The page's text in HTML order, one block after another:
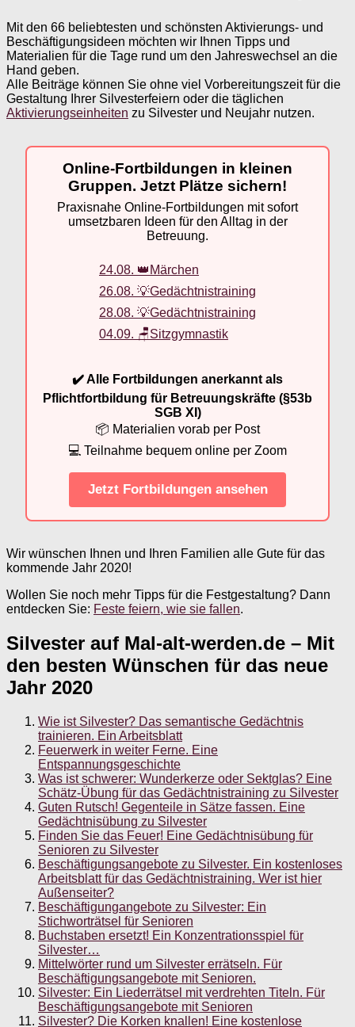
Mit den 66 beliebtesten und schönsten Aktivierungs- und
Beschäftigungsideen möchten wir Ihnen Tipps und
Materialien für die Tage rund um den Jahreswechsel an die
Hand geben.
Alle Beiträge können Sie ohne viel Vorbereitungszeit für die
Gestaltung Ihrer Silvesterfeiern oder die täglichen
Aktivierungseinheiten zu Silvester und Neujahr nutzen.
Online-Fortbildungen in kleinen
Gruppen. Jetzt Plätze sichern!
Praxisnahe Online-Fortbildungen mit sofort
umsetzbaren Ideen für den Alltag in der
Betreuung.
24.08. 👑Märchen
26.08. 💡Gedächtnistraining
28.08. 💡Gedächtnistraining
04.09. 🪑Sitzgymnastik
✔️ Alle Fortbildungen anerkannt als
Pflichtfortbildung für Betreuungskräfte (§53b
SGB XI)
📦 Materialien vorab per Post
💻 Teilnahme bequem online per Zoom
Jetzt Fortbildungen ansehen
Wir wünschen Ihnen und Ihren Familien alle Gute für das
kommende Jahr 2020!
Wollen Sie noch mehr Tipps für die Festgestaltung? Dann
entdecken Sie: Feste feiern, wie sie fallen.
Silvester auf Mal-alt-werden.de – Mit
den besten Wünschen für das neue
Jahr 2020
Wie ist Silvester? Das semantische Gedächtnis
trainieren. Ein Arbeitsblatt
Feuerwerk in weiter Ferne. Eine
Entspannungsgeschichte
Was ist schwerer: Wunderkerze oder Sektglas? Eine
Schätz-Übung für das Gedächtnistraining zu Silvester
Guten Rutsch! Gegenteile in Sätze fassen. Eine
Gedächtnisübung zu Silvester
Finden Sie das Feuer! Eine Gedächtnisübung für
Senioren zu Silvester
Beschäftigungsangebote zu Silvester. Ein kostenloses
Arbeitsblatt für das Gedächtnistraining. Wer ist hier
Außenseiter?
Beschäftigungangebote zu Silvester: Ein
Stichworträtsel für Senioren
Buchstaben ersetzt! Ein Konzentrationsspiel für
Silvester…
Mittelwörter rund um Silvester errätseln. Für
Beschäftigungsangebote mit Senioren.
Silvester: Ein Liederrätsel mit verdrehten Titeln. Für
Beschäftigungsangebote mit Senioren
Silvester? Die Korken knallen! Eine kostenlose